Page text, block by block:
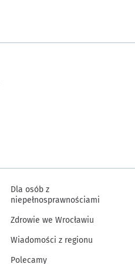
Dla osób z
niepełnosprawnościami
Zdrowie we Wrocławiu
Wiadomości z regionu
Polecamy